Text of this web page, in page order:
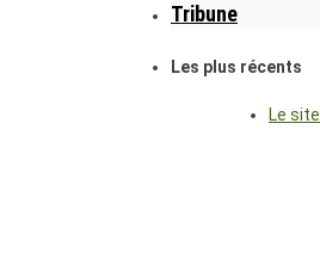
Tribune
Les plus récents
Le site